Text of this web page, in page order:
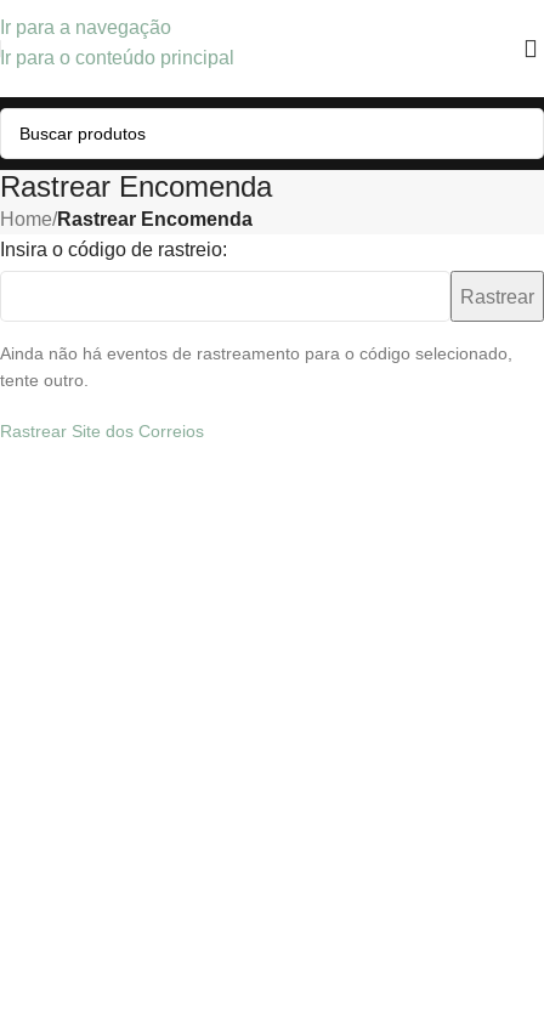
Ir para a navegação
Ir para o conteúdo principal
Rastrear Encomenda
Home/Rastrear Encomenda
Insira o código de rastreio:
Rastrear
Ainda não há eventos de rastreamento para o código selecionado,
tente outro.
Rastrear Site dos Correios